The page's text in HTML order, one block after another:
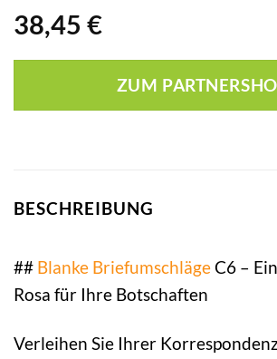
38,45 €
ZUM
BESCHREIBUNG
## Blanke BriefumschlägeC6 –
Rosa für Ihre Botschaften
Verleihen Sie Ihrer